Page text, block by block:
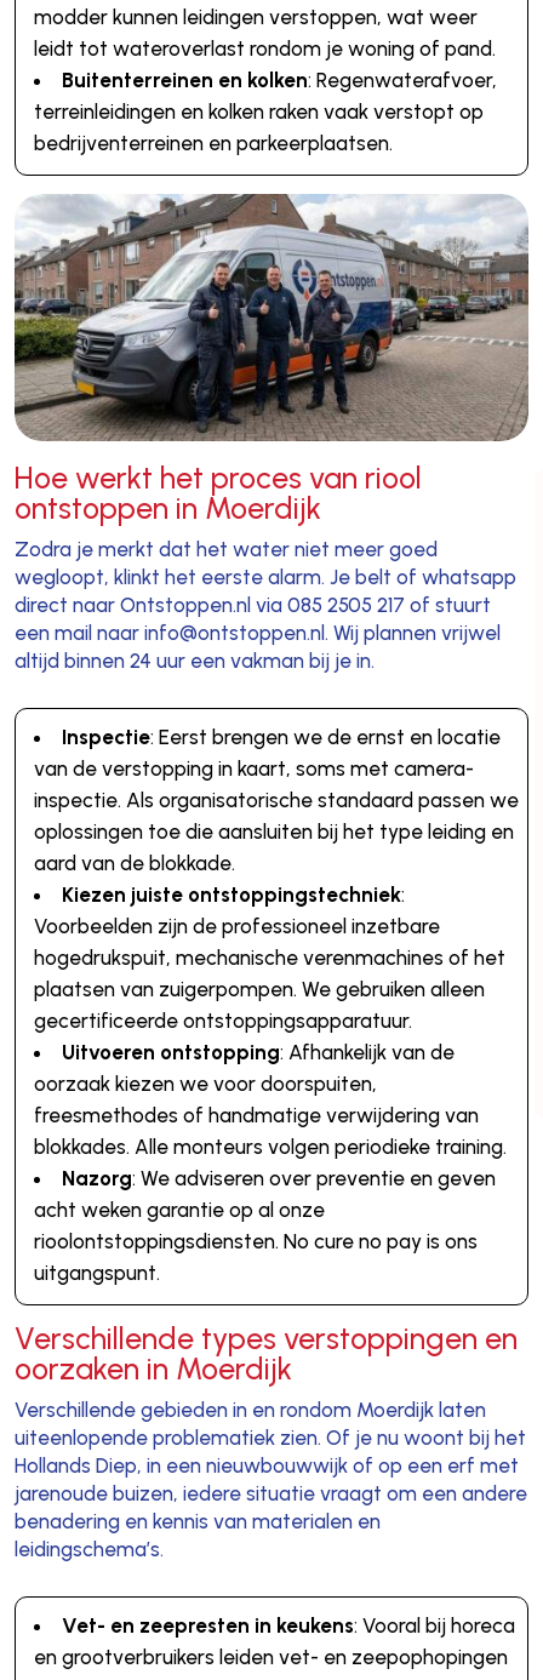
modder kunnen leidingen verstoppen, wat weer
leidt tot wateroverlast rondom je woning of pand.
Buitenterreinen en kolken: Regenwaterafvoer,
terreinleidingen en kolken raken vaak verstopt op
bedrijventerreinen en parkeerplaatsen.
Hoe werkt het proces van riool
ontstoppen in Moerdijk
Zodra je merkt dat het water niet meer goed
wegloopt, klinkt het eerste alarm. Je belt of whatsapp
direct naar Ontstoppen.nl via 085 2505 217 of stuurt
een mail naar info@ontstoppen.nl. Wij plannen vrijwel
altijd binnen 24 uur een vakman bij je in.
Inspectie: Eerst brengen we de ernst en locatie
van de verstopping in kaart, soms met camera-
inspectie. Als organisatorische standaard passen we
oplossingen toe die aansluiten bij het type leiding en
aard van de blokkade.
Kiezen juiste ontstoppingstechniek:
Voorbeelden zijn de professioneel inzetbare
hogedrukspuit, mechanische verenmachines of het
plaatsen van zuigerpompen. We gebruiken alleen
gecertificeerde ontstoppingsapparatuur.
Uitvoeren ontstopping: Afhankelijk van de
oorzaak kiezen we voor doorspuiten,
freesmethodes of handmatige verwijdering van
blokkades. Alle monteurs volgen periodieke training.
Nazorg: We adviseren over preventie en geven
acht weken garantie op al onze
rioolontstoppingsdiensten. No cure no pay is ons
uitgangspunt.
Verschillende types verstoppingen en
oorzaken in Moerdijk
Verschillende gebieden in en rondom Moerdijk laten
uiteenlopende problematiek zien. Of je nu woont bij het
Hollands Diep, in een nieuwbouwwijk of op een erf met
jarenoude buizen, iedere situatie vraagt om een andere
benadering en kennis van materialen en
leidingschema’s.
Vet- en zeepresten in keukens: Vooral bij horeca
en grootverbruikers leiden vet- en zeepophopingen